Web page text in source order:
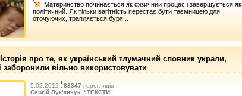
Материнство починається як фізичний процес і завершується як
політичний. Як тільки вагітність перестає бути таємницею для
оточуючих, трапляється буря...
про те, як український тлумачний словник украли,
заборонили вільно використовувати
5.02.2012 83347 переглядів
Сергій Лук'янчук, “ТЕКСТИ”